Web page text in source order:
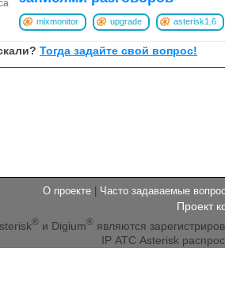
mixmonitor upgrade asterisk1.6
Тогда задайте свой вопрос!
О проекте | Часто задаваемые
Проект
®и Digium®являются
IP АТС Asterisk